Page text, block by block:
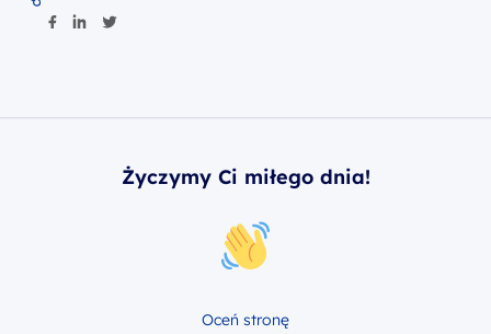
Życzymy Ci miłego dnia!
Oceń stronę